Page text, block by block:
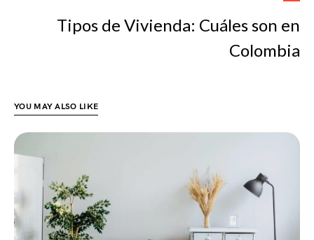
Tipos de Vivienda: Cuáles son en
Colombia
YOU MAY ALSO LIKE